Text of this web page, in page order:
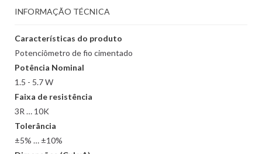
INFORMAÇÃO TÉCNICA
Características do produto
Potenciômetro de fio cimentado
Potência Nominal
1.5 - 5.7 W
Faixa de resistência
3R … 10K
Tolerância
±5% … ±10%